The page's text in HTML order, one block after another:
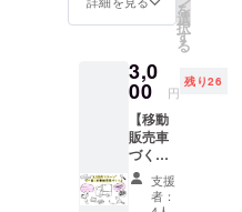
を
選
択
す
る
3,0
00 円
残り26
【移動
販売車
づくり
体験】
・移動
販売車
支援
者：